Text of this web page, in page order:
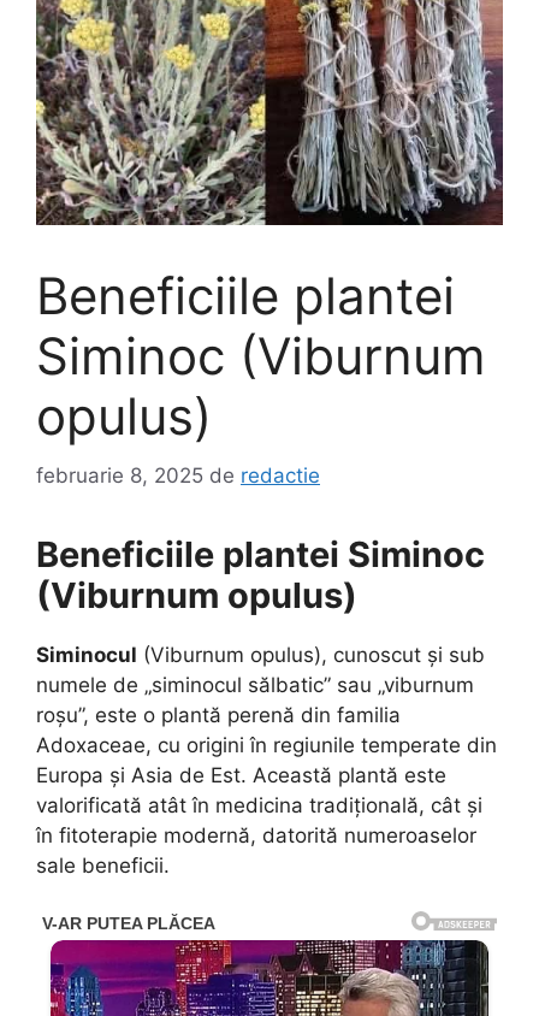
Beneficiile plantei
Siminoc (Viburnum
opulus)
februarie 8, 2025 de redactie
Beneficiile plantei Siminoc
(Viburnum opulus)
Siminocul (Viburnum opulus), cunoscut și sub
numele de „siminocul sălbatic” sau „viburnum
roșu”, este o plantă perenă din familia
Adoxaceae, cu origini în regiunile temperate din
Europa și Asia de Est. Această plantă este
valorificată atât în medicina tradițională, cât și
în fitoterapie modernă, datorită numeroaselor
sale beneficii.